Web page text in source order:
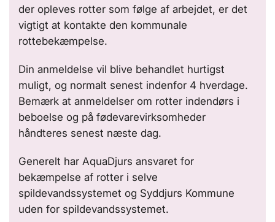
der opleves rotter som følge af arbejdet, er det
vigtigt at kontakte den kommunale
rottebekæmpelse.
Din anmeldelse vil blive behandlet hurtigst
muligt, og normalt senest indenfor 4 hverdage.
Bemærk at anmeldelser om rotter indendørs i
beboelse og på fødevarevirksomheder
håndteres senest næste dag.
Generelt har AquaDjurs ansvaret for
bekæmpelse af rotter i selve
spildevandssystemet og Syddjurs Kommune
uden for spildevandssystemet.